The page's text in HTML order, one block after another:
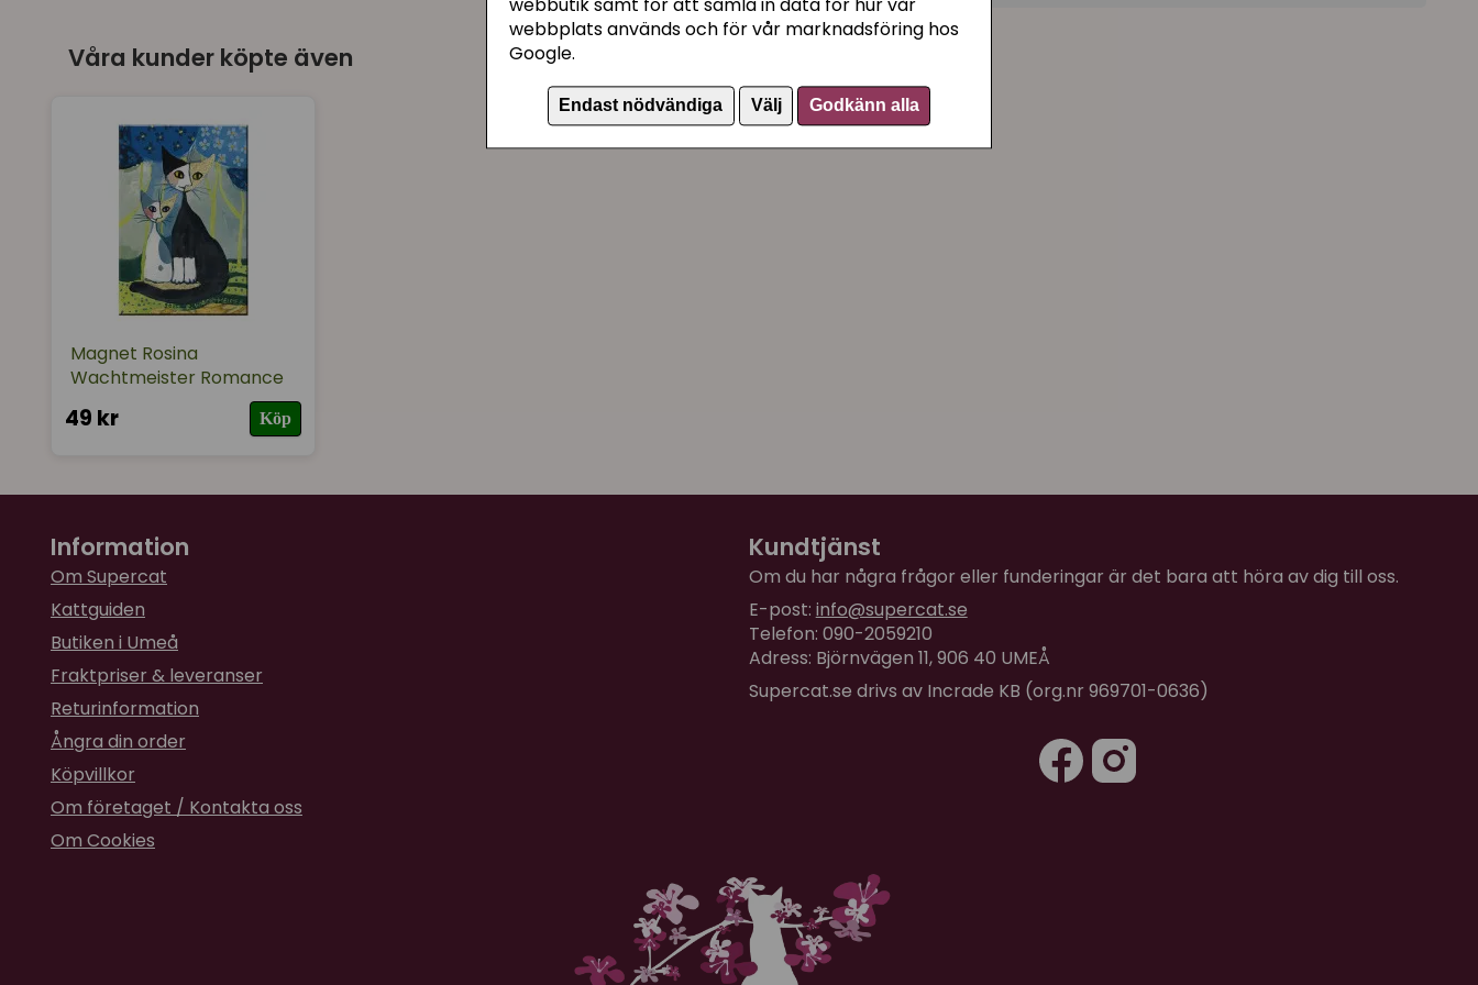
webbutik samt för att samla in data för hur vår
webbplats används och för vår marknadsföring hos
Google.
Endast nödvändiga Välj Godkänn alla
Våra kunder köpte även
Magnet Rosina
Wachtmeister Romance
49 kr Köp
Information
Om Supercat
Kattguiden
Butiken i Umeå
Fraktpriser & leveranser
Returinformation
Ångra din order
Köpvillkor
Om företaget / Kontakta oss
Om Cookies
Kundtjänst
Om du har några frågor eller funderingar är det bara att höra av dig till oss.
E-post: info@supercat.se
Telefon: 090-2059210
Adress: Björnvägen 11, 906 40 UMEÅ
Supercat.se drivs av Incrade KB (org.nr 969701-0636)